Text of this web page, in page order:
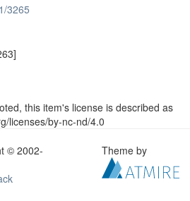
3265
this item's license is described as
licenses/by-nc-nd/4.0
© 2002-
Theme by